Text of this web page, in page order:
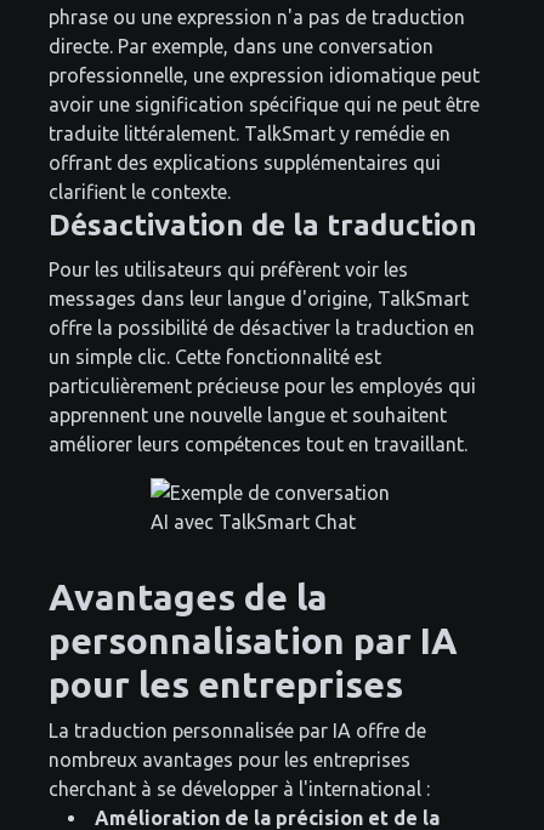
phrase ou une expression n'a pas de traduction
directe. Par exemple, dans une conversation
professionnelle, une expression idiomatique peut
avoir une signification spécifique qui ne peut être
traduite littéralement. TalkSmart y remédie en
offrant des explications supplémentaires qui
clarifient le contexte.
Désactivation de la traduction
Pour les utilisateurs qui préfèrent voir les
messages dans leur langue d'origine, TalkSmart
offre la possibilité de désactiver la traduction en
un simple clic. Cette fonctionnalité est
particulièrement précieuse pour les employés qui
apprennent une nouvelle langue et souhaitent
améliorer leurs compétences tout en travaillant.
Avantages de la
personnalisation par IA
pour les entreprises
La traduction personnalisée par IA offre de
nombreux avantages pour les entreprises
cherchant à se développer à l'international :
Amélioration de la précision et de la